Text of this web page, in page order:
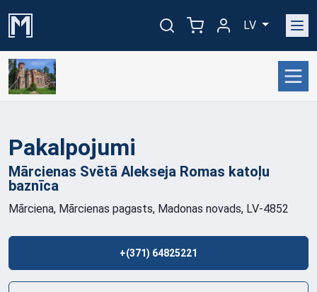
LV
Pakalpojumi
Mārcienas Svētā Alekseja Romas katoļu
baznīca
Mārciena, Mārcienas pagasts, Madonas novads, LV-4852
+(371) 64825221